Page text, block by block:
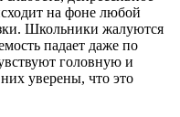
на фоне любой
Школьники жалуются
падает даже по
головную и
уверены, что это